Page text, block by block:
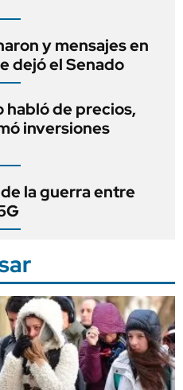
y mensajes en
dejó el Senado
habló de precios,
inversiones
la guerra entre